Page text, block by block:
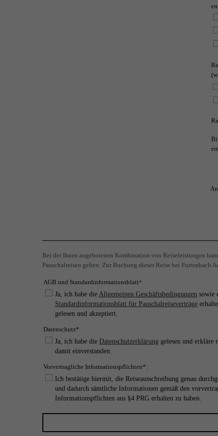
Bei der Ihnen angebotenen Kombination von Reiseleistungen
Pauschalreisen gelten. Zur Buchung dieser Reise bei Furtenbach
AGB und Standardinformationsblatt*
Ja, ich habe die Allgemeinen Geschäftsbedingungen sowie
Standardinformationsblatt für Pauschalreiseverträge
gelesen und akzeptiert.
Datenschutz*
Ja, ich habe die Datenschutzerklärung gelesen und erkläre
damit einverstanden.
Vorvertragliche Informationspflichten*:
Ich bestätige hiermit, die Reiseausschreibung genau
und dadurch sämtliche Informationen gemäß den
Informationspflichten aus §4 PRG erhalten zu haben.